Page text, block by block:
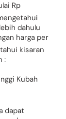
Rp
dahulu
harga per
kisaran
:
Kubah
dapat